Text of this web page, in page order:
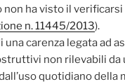
non ha visto il
n. 11445/2013).
una carenza legata ad
non rilevabili da
quotidiano della